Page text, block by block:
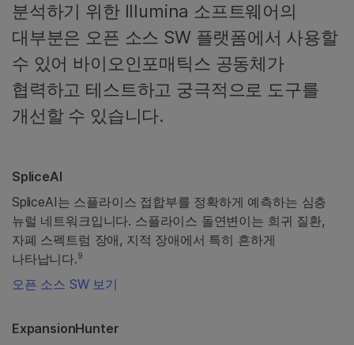
분석하기 위한 Illumina 소프트웨어의
대부분은 오픈 소스 SW 플랫폼에서 사용할
수 있어 바이오인포매틱스 공동체가
협력하고 테스트하고 궁극적으로 도구를
개선할 수 있습니다.
SpliceAI
SpliceAI는 스플라이스 접합부를 정확하게 예측하는 심층
뉴럴 네트워크입니다. 스플라이스 돌연변이는 희귀 질환,
자폐 스펙트럼 장애, 지적 장애에서 특히 흔하게
나타납니다.9
오픈 소스 SW 보기
ExpansionHunter